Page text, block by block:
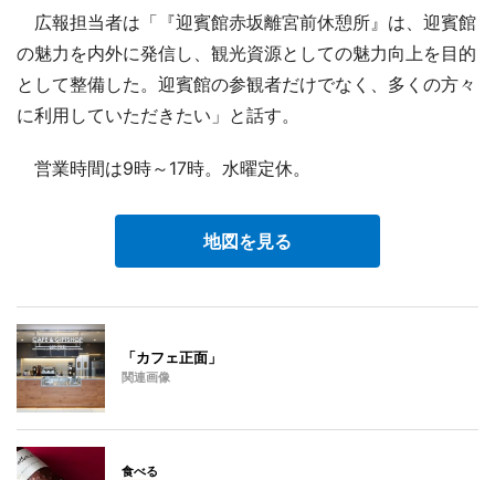
広報担当者は「『迎賓館赤坂離宮前休憩所』は、迎賓館
の魅力を内外に発信し、観光資源としての魅力向上を目的
として整備した。迎賓館の参観者だけでなく、多くの方々
に利用していただきたい」と話す。
営業時間は9時～17時。水曜定休。
地図を見る
「カフェ正面」
関連画像
食べる